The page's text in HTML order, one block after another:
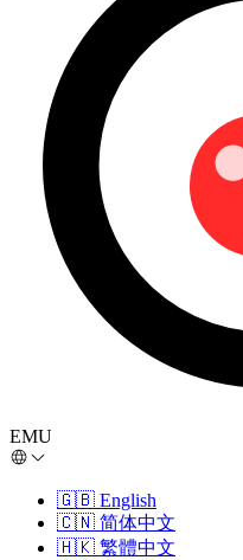
EMU
🇬🇧 English
🇨🇳 简体中文
🇭🇰 繁體中文